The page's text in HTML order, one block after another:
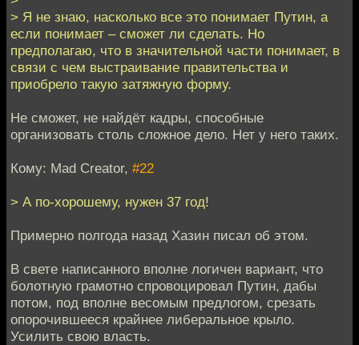
> Я не знаю, насколько все это понимает Путин, а
если понимает – сможет ли сделать. Но
предполагаю, что в значительной части понимает, в
связи с чем выстраивание правительства и
приобрело такую затяжную форму.
Не сможет, не найдёт кадры, способные
организовать столь сложное дело. Нет у него таких.
Кому: Mad Creator, #22
> А по-хорошему, нужен 37 год!
Примерно полгода назад Хазин писал об этом.
В свете написанного вполне логичен вариант, что
болотную грамотно спровоцировал Путин, дабы
потом, под вполне весомым предлогом, срезать
опорочившееся крайнее либеральное крыло.
Усилить свою власть.